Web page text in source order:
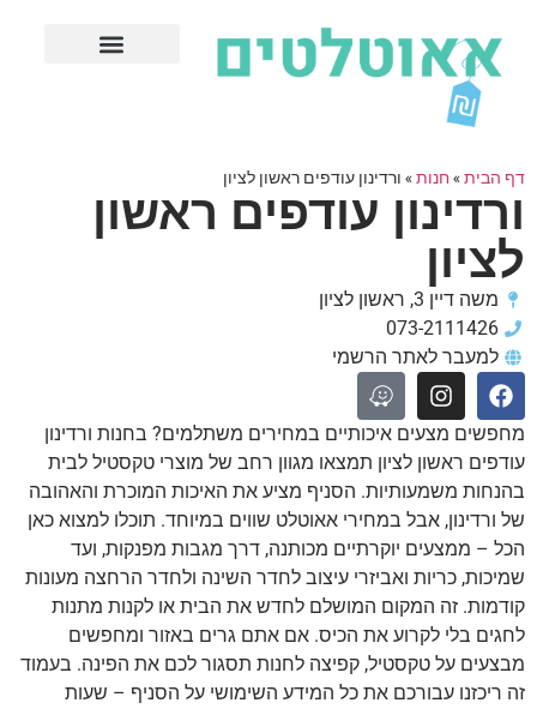
דף הבית» חנות» ורדינון עודפים ראשון לציון
ורדינון עודפים ראשון
לציון
משה דיין 3, ראשון לציון
073-2111426
למעבר לאתר הרשמי
מחפשים מצעים איכותיים במחירים משתלמים? בחנות ורדינון
עודפים ראשון לציון תמצאו מגוון רחב של מוצרי טקסטיל לבית
בהנחות משמעותיות. הסניף מציע את האיכות המוכרת והאהובה
של ורדינון, אבל במחירי אאוטלט שווים במיוחד. תוכלו למצוא כאן
הכל – ממצעים יוקרתיים מכותנה, דרך מגבות מפנקות, ועד
שמיכות, כריות ואביזרי עיצוב לחדר השינה ולחדר הרחצה מעונות
קודמות. זה המקום המושלם לחדש את הבית או לקנות מתנות
לחגים בלי לקרוע את הכיס. אם אתם גרים באזור ומחפשים
מבצעים על טקסטיל, קפיצה לחנות תסגור לכם את הפינה. בעמוד
זה ריכזנו עבורכם את כל המידע השימושי על הסניף – שעות